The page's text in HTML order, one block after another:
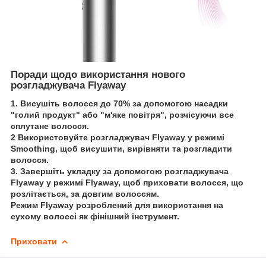
Поради щодо використання нового
розгладжувача Flyaway
1. Висушіть волосся до 70% за допомогою насадки
"голий продукт" або "м'яке повітря", розчісуючи все
сплутане волосся.
2 Використовуйте розгладжувач Flyaway у режимі
Smoothing, щоб висушити, вирівняти та розгладити
волосся.
3. Завершіть укладку за допомогою розгладжувача
Flyaway у режимі Flyaway, щоб приховати волосся, що
розлітається, за довгим волоссям.
Режим Flyaway розроблений для використання на
сухому волоссі як фінішний інструмент.
Приховати